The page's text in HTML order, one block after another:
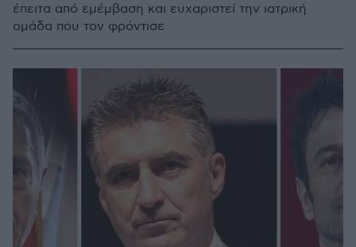
έπειτα από εμέμβαση και ευχαριστεί την ιατρική
ομάδα που τον φρόντισε